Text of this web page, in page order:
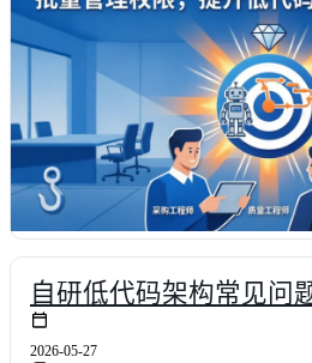
参考与落地路径。
自研低代码架构常见问
2026-05-27